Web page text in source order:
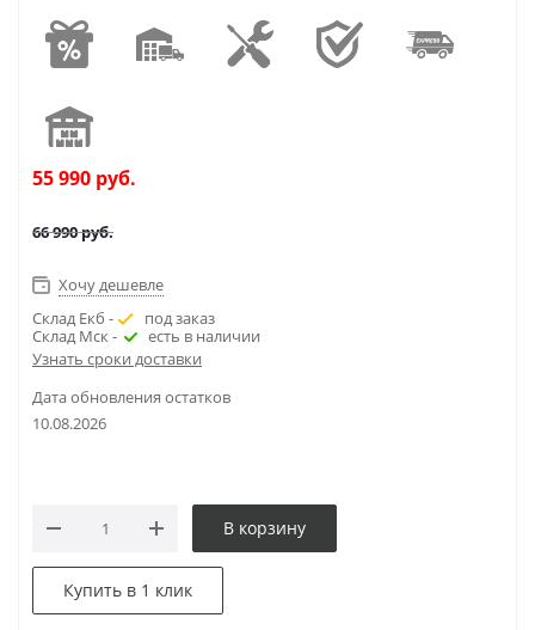
55 990 руб.
66 990руб.
Хочу дешевле
Склад Екб -
под заказ
Склад Мск -
есть в наличии
Узнать сроки доставки
Дата обновления остатков
10.08.2026
В корзину
Купить в 1 клик